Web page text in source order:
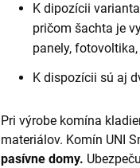
K dipozícii
pričom šachta je
panely,
K dispozícii sú aj
Pri výrobe komína
materiálov. Komín UNI
pasívne domy.